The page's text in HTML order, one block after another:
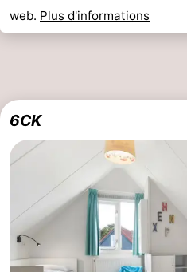
Nature
Kennermerland
Haarlem
-
Contact
web. Plus d'informations
6CK